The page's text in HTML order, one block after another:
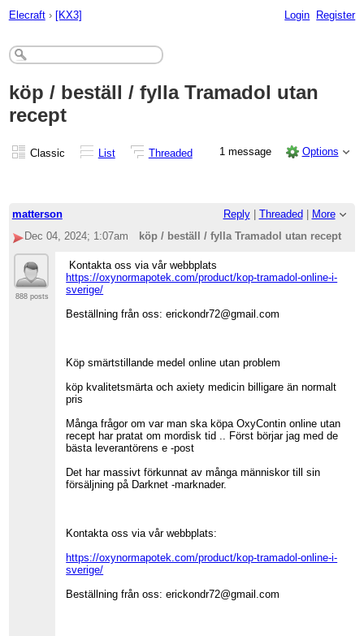
Elecraft › [KX3] Login Register
köp / beställ / fylla Tramadol utan
recept
Classic List Threaded 1 message Options
matterson Reply| Threaded
More
Dec 04, 2024; 1:07am
köp / beställ / fylla Tramadol utan recept
888 posts
Kontakta oss via vår webbplats
https://oxynormapotek.com/product/kop-tramadol-online-i-
sverige/
Beställning från oss: erickondr72@gmail.com
Köp smärtstillande medel online utan problem
köp kvalitetsmärta och axiety medicin billigare än normalt
pris
Många frågor om var man ska köpa OxyContin online utan
recept har pratat om mordisk tid .. Först börjar jag med de
bästa leverantörens e -post
Det har massivt förkunnat av många människor till sin
försäljning på Darknet -marknader.
Kontakta oss via vår webbplats:
https://oxynormapotek.com/product/kop-tramadol-online-i-
sverige/
Beställning från oss: erickondr72@gmail.com